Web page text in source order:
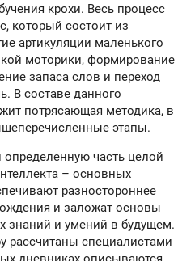
крохи. Весь процесс
который состоит из
артикуляции маленького
моторики, формирование
запаса слов и переход
В составе данного
потрясающая методика, в
этапы.
определенную часть целой
– основных
разностороннее
и заложат основы
знаний и умений в будущем.
рассчитаны специалистами